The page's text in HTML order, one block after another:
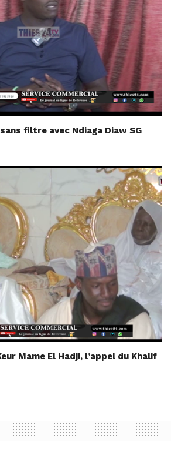
filtre avec Ndiaga Diaw SG
Mame El Hadji, l’appel du Khalif